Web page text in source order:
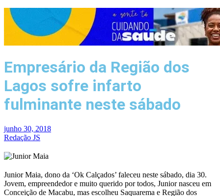
Empresário da Região dos
Lagos sofre infarto
fulminante neste sábado
junho 30, 2018
Redação JS
Junior Maia, dono da ‘Ok Calçados’ faleceu neste sábado, dia 30.
Jovem, empreendedor e muito querido por todos, Junior nasceu em
Conceição de Macabu, mas escolheu Saquarema e Região dos